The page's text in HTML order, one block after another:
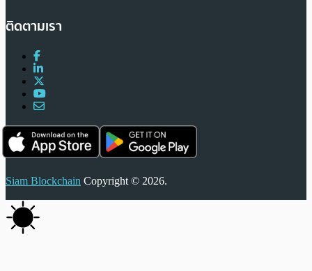
ติดตามเรา
Siam Blockchain Copyright © 2026.